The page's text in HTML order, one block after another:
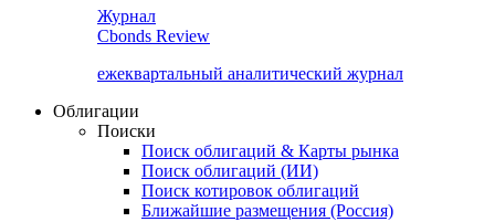
Журнал
Cbonds Review
ежеквартальный аналитический журнал
Облигации
Поиски
Поиск облигаций & Карты рынка
Поиск облигаций (ИИ)
Поиск котировок облигаций
Ближайшие размещения (Россия)